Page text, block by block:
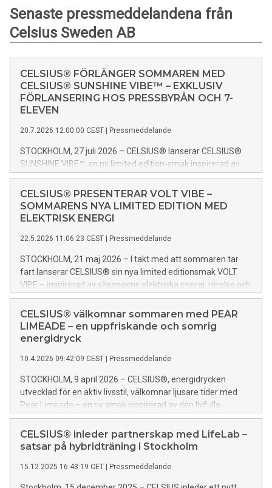
Senaste pressmeddelandena från
Celsius Sweden AB
CELSIUS® FÖRLÄNGER SOMMAREN MED
CELSIUS® SUNSHINE VIBE™ – EXKLUSIV
FÖRLANSERING HOS PRESSBYRÅN OCH 7-
ELEVEN
20.7.2026 12:00:00 CEST Pressmeddelande
STOCKHOLM, 27 juli 2026 – CELSIUS® lanserar CELSIUS®
SUNSHINE VIBE™, en ny limited edition-smak inspirerad av
sommarens spontana energi och de ögonblick då tiden
försvinner mellan skratt, vänner och nya äventyr. Drycken
släpps först exklusivt hos Pressbyrån och 7-Eleven innan
den når butikshyllorna i hela landet.
CELSIUS® PRESENTERAR VOLT VIBE –
SOMMARENS NYA LIMITED EDITION MED
ELEKTRISK ENERGI
22.5.2026 11:06:23 CEST Pressmeddelande
STOCKHOLM, 21 maj 2026 – I takt med att sommaren tar
fart lanserar CELSIUS® sin nya limited editionsmak VOLT
VIBE – inspirerad av säsongens elektriska energi, rörelse och
intensiva ögonblick. Med influenser från sport, musik och
sommarens sociala puls är VOLT VIBE framtagen för dagar
som aldrig riktigt stannar upp.
CELSIUS® välkomnar sommaren med PEAR
LIMEADE – en uppfriskande och somrig
energidryck
10.4.2026 09:42:09 CEST Pressmeddelande
STOCKHOLM, 9 april 2026 – CELSIUS®, energidrycken
utvecklad för en aktiv livsstil, välkomnar ljusare tider med
Pear Limeade – en ny smak inspirerad av den livfulla
sommarkänslan: längre dagar, spontan rörelse och energi
som räcker från tidiga morgonträningar till sena
solnedgångar.
CELSIUS® inleder partnerskap med LifeLab –
satsar på hybridträning i Stockholm
15.12.2025 16:43:19 CET Pressmeddelande